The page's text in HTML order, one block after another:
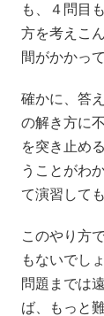
も、４問目
方を考えこ
間がかかっ
確かに、答
の解き方に
を突き止め
うことがわ
て演習して
このやり方
もないでし
問題までは
ば、もっと